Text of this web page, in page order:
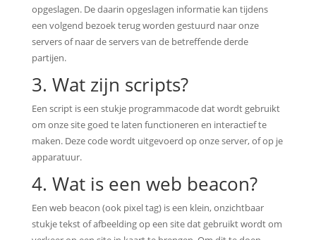
opgeslagen. De daarin opgeslagen informatie kan tijdens
een volgend bezoek terug worden gestuurd naar onze
servers of naar de servers van de betreffende derde
partijen.
3. Wat zijn scripts?
Een script is een stukje programmacode dat wordt gebruikt
om onze site goed te laten functioneren en interactief te
maken. Deze code wordt uitgevoerd op onze server, of op je
apparatuur.
4. Wat is een web beacon?
Een web beacon (ook pixel tag) is een klein, onzichtbaar
stukje tekst of afbeelding op een site dat gebruikt wordt om